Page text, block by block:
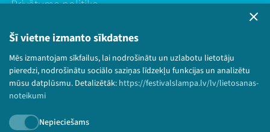
Šī vietne izmanto sīkdatnes
Mēs izmantojam sīkfailus, lai nodrošinātu un uzlabotu lietotāju
pieredzi, nodrošinātu sociālo saziņas līdzekļu funkcijas un analizētu
mūsu datplūsmu. Detalizētāk: https://festivalslampa.lv/lv/lietosanas-
noteikumi
Nepieciešams
Privātuma politika
Bērnu aizsardzības politika
© 2026 Sarunu festivāls LAMPA Visas tiesības
paturētas.